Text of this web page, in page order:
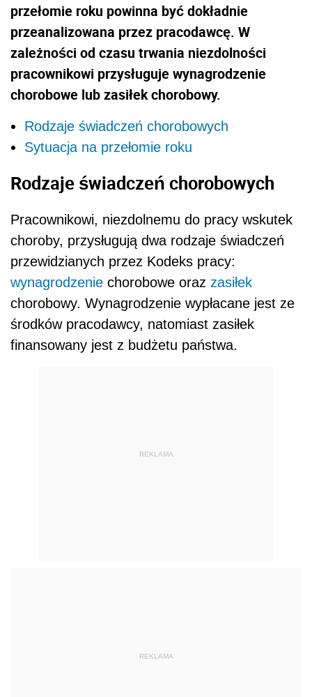
przełomie roku powinna być dokładnie
przeanalizowana przez pracodawcę. W
zależności od czasu trwania niezdolności
pracownikowi przysługuje wynagrodzenie
chorobowe lub zasiłek chorobowy.
Rodzaje świadczeń chorobowych
Sytuacja na przełomie roku
Rodzaje świadczeń chorobowych
Pracownikowi, niezdolnemu do pracy wskutek
choroby, przysługują dwa rodzaje świadczeń
przewidzianych przez Kodeks pracy:
wynagrodzenie chorobowe oraz zasiłek
chorobowy. Wynagrodzenie wypłacane jest ze
środków pracodawcy, natomiast zasiłek
finansowany jest z budżetu państwa.
REKLAMA
REKLAMA